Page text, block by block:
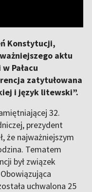
Konstytucji,
aktu
Pałacu
zatytułowana
i język litewski”.
32.
prezydent
że najważniejszym
Tematem
był związek
uchwalona 25